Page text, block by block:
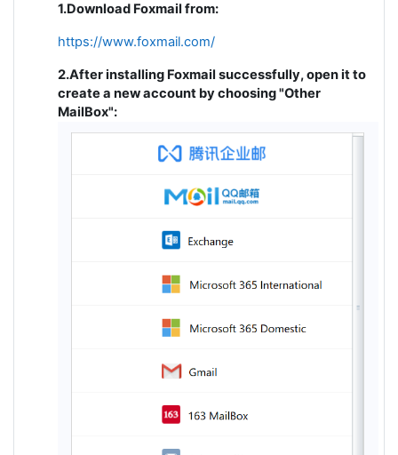
1.Download Foxmail from:
https://www.foxmail.com/
2.After installing Foxmail successfully, open it to
create a new account by choosing "Other
MailBox":